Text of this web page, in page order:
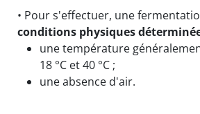
• Pour s'effectuer, une
conditions physiques
une température
18 °C et 40 °C ;
une absence d'air.